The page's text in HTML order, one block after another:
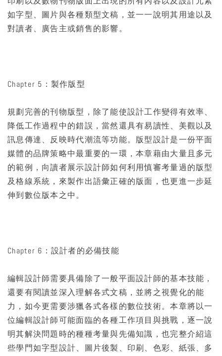
如字型、圖片與各種類型文稿，並一一說明其用途以及
對讀者、廣告主或銷售的影響。
Chapter 5：製作版型
規劃完善的刊物版型，除了能使設計工作變得有效率、
降低工作過程中的錯誤，當然還具有易讀性、美觀以及
訊息傳達、反映時代潮流等功能。版型設計是一份平面
媒體的品牌策略中最重要的一環，本章藉由大量且多元
的範例，向讀者展示設計師如何利用慎審考量過的版型
及格線系統，來製作出語彙正確的版面，也更進一步延
伸到數位版本之中。
Chapter 6：設計者的必備技能
編輯設計師需要具備除了一般平面設計師的基本技能，
還要有閱讀並深入理解各式文稿，並將之視覺化的能
力，如今更需要涉獵各式各樣的數位技術。本章將以一
位編輯設計師可能面臨的各種工作項目與挑戰，逐一說
明其解決問題時的種種考量與先備知識，也完整介紹這
些學門如字型設計、圖片後製、印刷、色彩、紙張、多